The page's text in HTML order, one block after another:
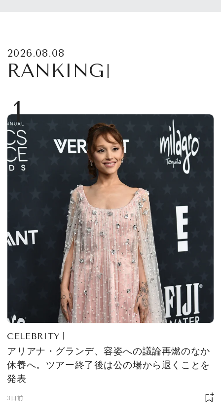
2026.08.08
RANKING
1
CELEBRITY
アリアナ・グランデ、容姿への議論再燃のなか
休養へ。ツアー終了後は公の場から退くことを
発表
3日前